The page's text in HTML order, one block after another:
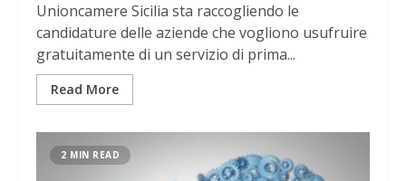
Unioncamere Sicilia sta raccogliendo le
candidature delle aziende che vogliono usufruire
gratuitamente di un servizio di prima...
Read More
2 MIN READ